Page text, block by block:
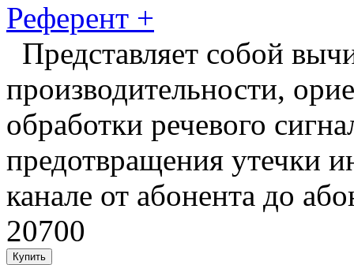
Референт +
Представляет собой
производительности,
обработки речевого
предотвращения утечки
канале от абонента до
20700